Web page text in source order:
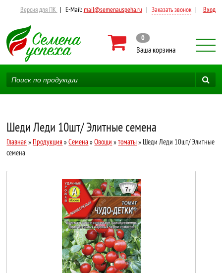
Версия для ПК | E-Mail:mail@semenauspeha.ru | Заказать звонок | Вход
0
Ваша корзина
Шеди Леди 10шт/ Элитные семена
Главная » Продукция »Семена»Овощи »томаты» Шеди Леди 10шт/ Элитные
семена